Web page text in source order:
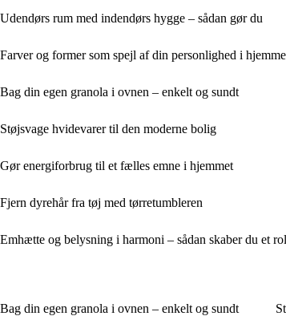
Udendørs rum med indendørs hygge – sådan gør du
Farver og former som spejl af din personlighed i
Bag din egen granola i ovnen – enkelt og sundt
Støjsvage hvidevarer til den moderne bolig
Gør energiforbrug til et fælles emne i hjemmet
Fjern dyrehår fra tøj med tørretumbleren
Emhætte og belysning i harmoni – sådan skaber du et
Bag din egen granola i ovnen – enkelt og sundt